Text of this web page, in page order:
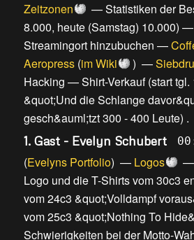
Zeitzonen
—Statistiken der
8.000, heute (Samstag) 10.000) —
Streamingort hinzubuchen —
Aeropress(im Wiki ) —
Hacking —Shirt-Verkauf(start tgl.
&quot;Und die Schlange
gesch&auml;tzt 300 - 400 Leute) .
1. Gast - Evelyn Schubert
(Evelyns Portfolio) — Logos —
Logo und die T-Shirts vom 30c3
vom 24c3 &quot;Volldampf
vom 25c3 &quot;Nothing To
Schwierigkeiten bei der Motto-